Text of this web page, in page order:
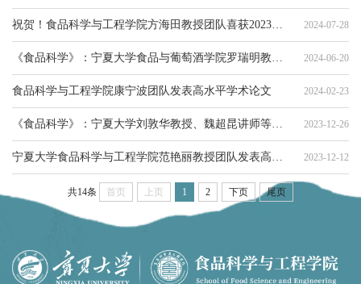
2024-07-28
2024-06-20
食品科学与工程学院康宁波团队发表高水平学术论文 2024-02-23
2023-12-26
2023-12-12
共14条 首页 上页 1 2 下页 尾页